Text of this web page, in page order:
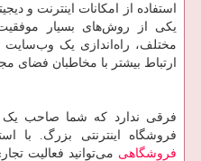
استفاده از امکانات اینترنت و
یکی از روش‌های بسیار
مختلف، راه‌اندازی یک
ارتباط بیشتر با مخاطبان فضای
فرقی ندارد که شما صاحب
فروشگاه اینترنتی بزرگ. با
فروشگاهی می‌توانید فعالیت